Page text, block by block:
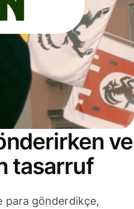
ve
tasarruf
para gönderdikçe,